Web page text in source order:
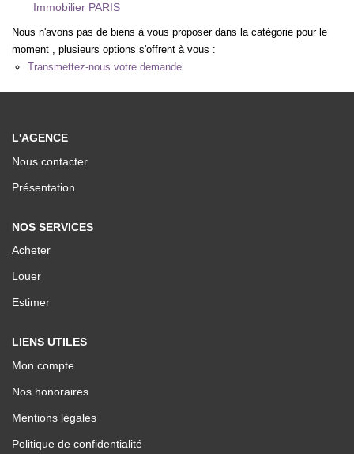
Qui Sommes-Nous ?
Nos Valeurs
ESPACE CLIENTS
Immobilier PARIS
Nous n'avons pas de biens à vous proposer dans la catégorie pour le
moment , plusieurs options s'offrent à vous :
Transmettez-nous votre demande
L'AGENCE
Nous contacter
Présentation
NOS SERVICES
Acheter
Louer
Estimer
LIENS UTILES
Mon compte
Nos honoraires
Mentions légales
Politique de confidentialité